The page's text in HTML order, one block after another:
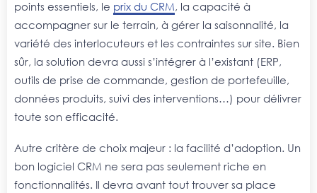
points essentiels, le prix du CRM, la capacité à
accompagner sur le terrain, à gérer la saisonnalité, la
variété des interlocuteurs et les contraintes sur site. Bien
sûr, la solution devra aussi s’intégrer à l’existant (ERP,
outils de prise de commande, gestion de portefeuille,
données produits, suivi des interventions…) pour délivrer
toute son efficacité.
Autre critère de choix majeur : la facilité d’adoption. Un
bon logiciel CRM ne sera pas seulement riche en
fonctionnalités. Il devra avant tout trouver sa place